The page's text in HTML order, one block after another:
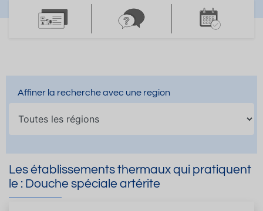
Affiner la recherche avec une region
Les établissements thermaux qui pratiquent
le : Douche spéciale artérite